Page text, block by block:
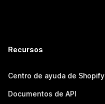
Recursos
Centro de ayuda de Shopify
Documentos de API